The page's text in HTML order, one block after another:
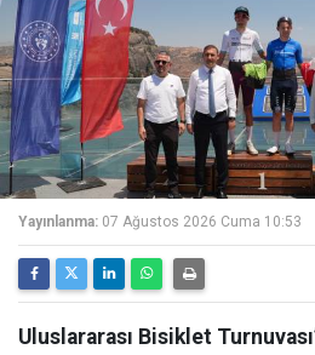
Yayınlanma: 07 Ağustos 2026 Cuma 10:53
Uluslararası Bisiklet